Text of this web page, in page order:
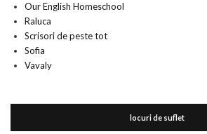
Our English Homeschool
Raluca
Scrisori de peste tot
Sofia
Vavaly
locuri de suflet